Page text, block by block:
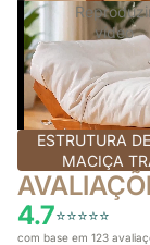
vídeo
ESTRUTURA
MACIÇA
4.7⭐️⭐️⭐️⭐️⭐️
com base em 123